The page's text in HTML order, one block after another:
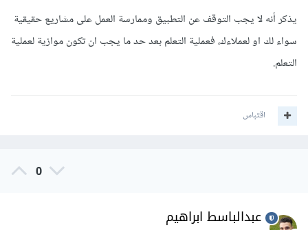
يذكر أنه لا يجب التوقف عن التطبيق وممارسة العمل على مشاريع حقيقية
سواء لك او لعملاءك، فعملية التعلم بعد حد ما يجب ان تكون موازية لعملية
التعلم.
اقتباس
0
عبدالباسط ابراهيم